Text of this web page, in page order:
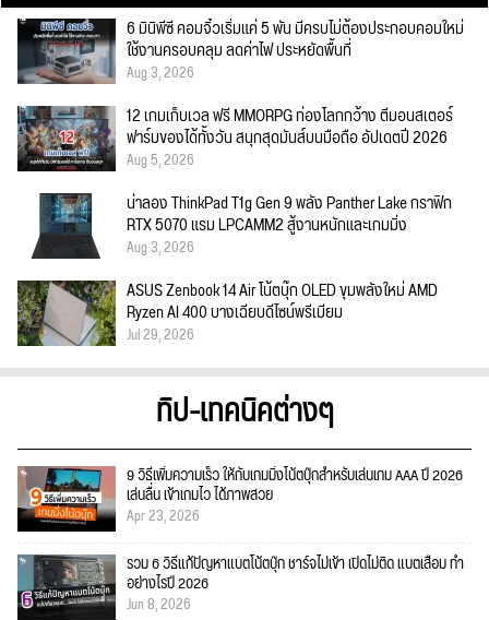
6 มินิพีซี คอมจิ๋วเริ่มแค่ 5 พัน มีครบไม่ต้องประกอบคอมใหม่
ใช้งานครอบคลุม ลดค่าไฟ ประหยัดพื้นที่
Aug 3, 2026
12 เกมเก็บเวล ฟรี MMORPG ท่องโลกกว้าง ตีมอนสเตอร์
ฟาร์มของได้ทั้งวัน สนุกสุดมันส์บนมือถือ อัปเดตปี 2026
Aug 5, 2026
น่าลอง ThinkPad T1g Gen 9 พลัง Panther Lake กราฟิก
RTX 5070 แรม LPCAMM2 สู้งานหนักและเกมมิ่ง
Aug 3, 2026
ASUS Zenbook 14 Air โน้ตบุ๊ก OLED ขุมพลังใหม่ AMD
Ryzen AI 400 บางเฉียบดีไซน์พรีเมียม
Jul 29, 2026
ทิป-เทคนิคต่างๆ
9 วิธีเพิ่มความเร็ว ให้กับเกมมิ่งโน้ตบุ๊กสำหรับเล่นเกม AAA ปี 2026
เล่นลื่น เข้าเกมไว ได้ภาพสวย
Apr 23, 2026
รวม 6 วิธีแก้ปัญหาแบตโน้ตบุ๊ก ชาร์จไม่เข้า เปิดไม่ติด แบตเสื่อม ทำ
อย่างไรปี 2026
Jun 8, 2026